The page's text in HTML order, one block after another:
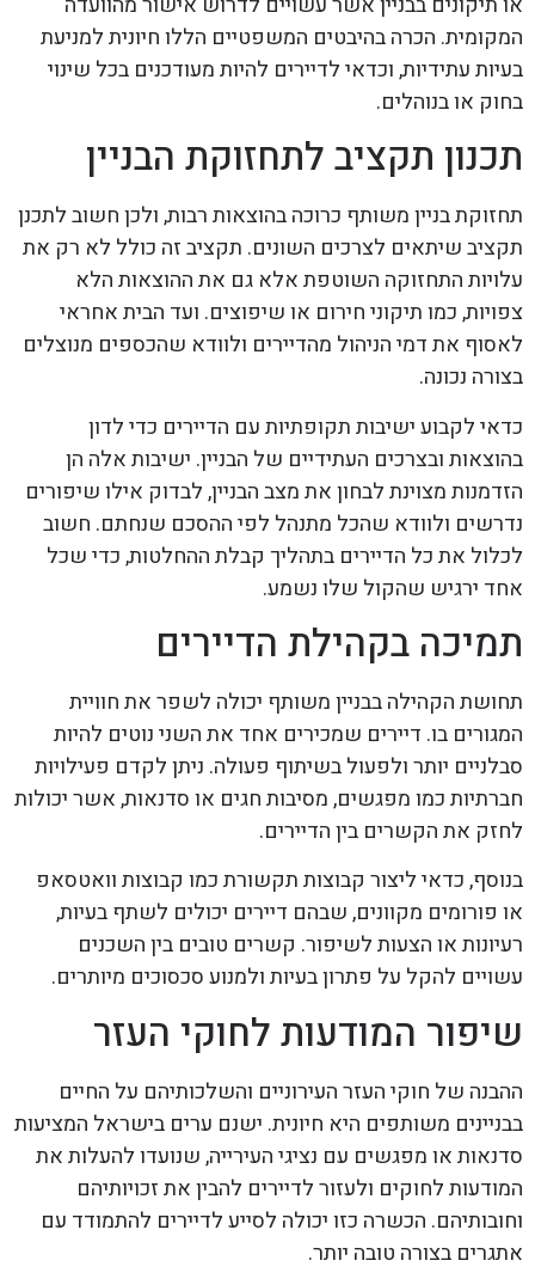
המקומית. הכרה בהיבטים המשפטיים הללו חיונית למניעת
בעיות עתידיות, וכדאי לדיירים להיות מעודכנים בכל שינוי
בחוק או בנוהלים.
תכנון תקציב לתחזוקת הבניין
תחזוקת בניין משותף כרוכה בהוצאות רבות, ולכן חשוב לתכנן
תקציב שיתאים לצרכים השונים. תקציב זה כולל לא רק את
עלויות התחזוקה השוטפת אלא גם את ההוצאות הלא
צפויות, כמו תיקוני חירום או שיפוצים. ועד הבית אחראי
לאסוף את דמי הניהול מהדיירים ולוודא שהכספים מנוצלים
בצורה נכונה.
כדאי לקבוע ישיבות תקופתיות עם הדיירים כדי לדון
בהוצאות ובצרכים העתידיים של הבניין. ישיבות אלה הן
הזדמנות מצוינת לבחון את מצב הבניין, לבדוק אילו שיפורים
נדרשים ולוודא שהכל מתנהל לפי ההסכם שנחתם. חשוב
לכלול את כל הדיירים בתהליך קבלת ההחלטות, כדי שכל
אחד ירגיש שהקול שלו נשמע.
תמיכה בקהילת הדיירים
תחושת הקהילה בבניין משותף יכולה לשפר את חוויית
המגורים בו. דיירים שמכירים אחד את השני נוטים להיות
סבלניים יותר ולפעול בשיתוף פעולה. ניתן לקדם פעילויות
חברתיות כמו מפגשים, מסיבות חגים או סדנאות, אשר יכולות
לחזק את הקשרים בין הדיירים.
בנוסף, כדאי ליצור קבוצות תקשורת כמו קבוצות וואטסאפ
או פורומים מקוונים, שבהם דיירים יכולים לשתף בעיות,
רעיונות או הצעות לשיפור. קשרים טובים בין השכנים
עשויים להקל על פתרון בעיות ולמנוע סכסוכים מיותרים.
שיפור המודעות לחוקי העזר
ההבנה של חוקי העזר העירוניים והשלכותיהם על החיים
בבניינים משותפים היא חיונית. ישנם ערים בישראל המציעות
סדנאות או מפגשים עם נציגי העירייה, שנועדו להעלות את
המודעות לחוקים ולעזור לדיירים להבין את זכויותיהם
וחובותיהם. הכשרה כזו יכולה לסייע לדיירים להתמודד עם
אתגרים בצורה טובה יותר.